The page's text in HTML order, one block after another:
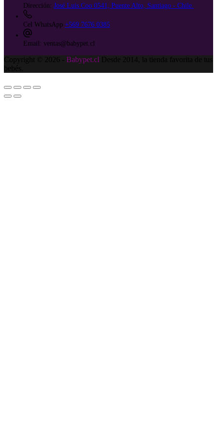
Dirección: José Luis Coo 0541, Puente Alto, Santiago - Chile.
Cel WhatsApp +569 7676 0385
Email: ventas@babypet.cl
Copyright © 2026 - Babypet.cl Desde 2014, la tienda favorita de tus
bebés.